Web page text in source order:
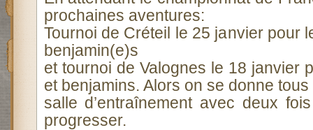
prochaines aventures:
Tournoi de Créteil le 25 janvier pour
benjamin(e)s
et tournoi de Valognes le 18 janvier
et benjamins. Alors on se donne
salle d’entraînement avec deux
progresser.